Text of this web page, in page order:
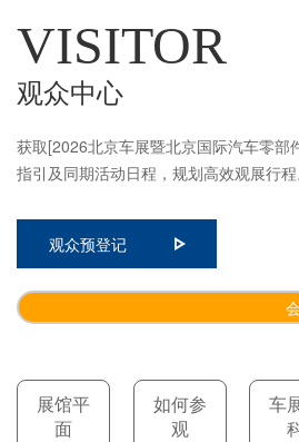
VISITOR
观众中心
获取[2026北京车展暨北京国际汽车零部
指引及同期活动日程，规划高效观展行程
观众预登记
展馆平
面
如何参
观
车